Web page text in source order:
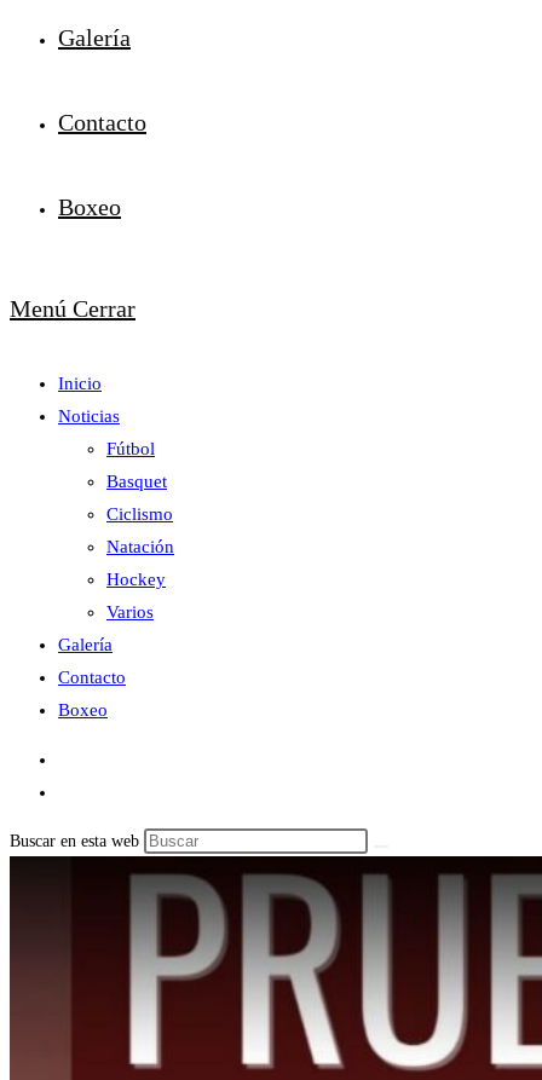
Galería
Contacto
Boxeo
Menú Cerrar
Inicio
Noticias
Fútbol
Basquet
Ciclismo
Natación
Hockey
Varios
Galería
Contacto
Boxeo
Buscar en esta web